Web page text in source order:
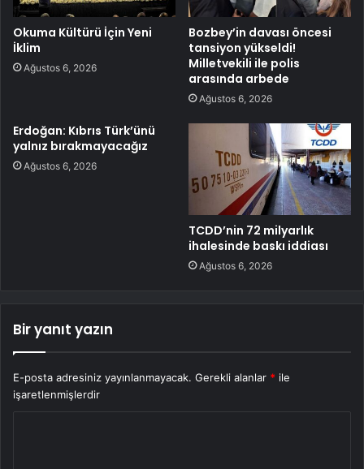
Okuma Kültürü İçin Yeni
İklim
Ağustos 6, 2026
Bozbey’in davası öncesi
tansiyon yükseldi!
Milletvekili ile polis
arasında arbede
Ağustos 6, 2026
Erdoğan: Kıbrıs Türk’ünü
yalnız bırakmayacağız
Ağustos 6, 2026
TCDD’nin 72 milyarlık
ihalesinde baskı iddiası
Ağustos 6, 2026
Bir yanıt yazın
E-posta adresiniz yayınlanmayacak. Gerekli alanlar * ile
işaretlenmişlerdir